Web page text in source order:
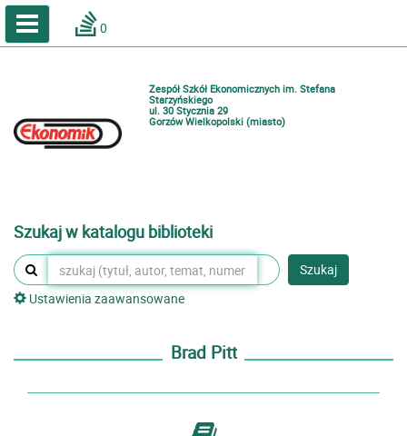
Katalog online biblioteki szkolnej
0
Zespół Szkół Ekonomicznych im. Stefana
Starzyńskiego
ul. 30 Stycznia 29
Gorzów Wielkopolski (miasto)
Szukaj w katalogu biblioteki
Szukaj
Ustawienia zaawansowane
Brad Pitt